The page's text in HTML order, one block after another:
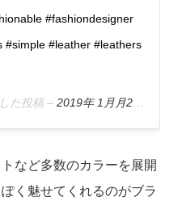
#fashiondesigner
#simple #leather #leathers
た投稿 –2019年 1月月28日午後2時08分PST
など多数のカラーを展開
く魅せてくれるのがブラ